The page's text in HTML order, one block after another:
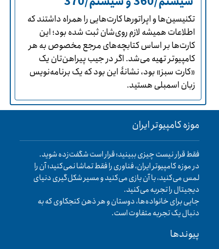
تکنیسین‌ها و اپراتورها کارت‌هایی را همراه داشتند که
اطلاعات همیشه لازم روی‌شان ثبت شده بود؛ این
کارت‌ها بر اساس کتابچه‌های مرجع مخصوص به هر
کامپیوتر تهیه می‌شد. اگر در جیب پیراهن‌تان یک
«کارت سبز» بود، نشانۀ این بود که یک برنامه‌نویس
زبان اسمبلی هستید.
موزه کامپیوتر ایران
فقط قرار نیست چیزی ببینید؛ قرار است شگفت‌زده شوید.
در موزه کامپیوتر ایران، فناوری را فقط تماشا نمی‌کنید؛ آن را
لمس می‌کنید، با آن بازی می‌کنید و مسیر شکل‌گیری دنیای
دیجیتال را تجربه می‌کنید.
جایی برای خانواده‌ها، دوستان و هر ذهن کنجکاوی که به
دنبال یک تجربه متفاوت است.
پیوند‌ها